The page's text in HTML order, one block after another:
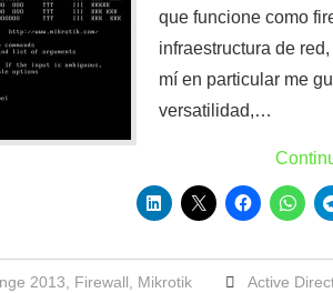
que funcione como
infraestructura de
mí en particular me
versatilidad,…
2013 Firewall Mikrotik Active